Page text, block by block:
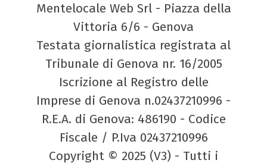
Mentelocale Web Srl - Piazza della
Vittoria 6/6 - Genova
Testata giornalistica registrata al
Tribunale di Genova nr. 16/2005
Iscrizione al Registro delle
Imprese di Genova n.02437210996 -
R.E.A. di Genova: 486190 - Codice
Fiscale / P.Iva 02437210996
Copyright © 2025 (V3) - Tutti i